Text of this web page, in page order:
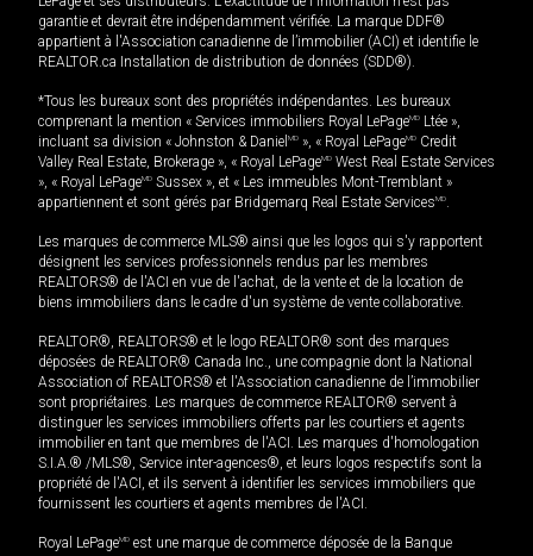
garantie et devrait être indépendamment vérifiée. La marque DDF®
appartient à l'Association canadienne de l’immobilier (ACI) et identifie le
REALTOR.ca Installation de distribution de données (SDD®).
*Tous les bureaux sont des propriétés indépendantes. Les bureaux
comprenant la mention « Services immobiliers Royal LePageMD Ltée »,
incluant sa division « Johnston & Daniel MD », « Royal LePageMD Credit
Valley Real Estate, Brokerage », « Royal LePageMD West Real Estate Services
», « Royal LePageMD Sussex », et « Les immeubles Mont-Tremblant »
appartiennent et sont gérés par Bridgemarq Real Estate ServicesMD.
Les marques de commerce MLS® ainsi que les logos qui s'y rapportent
désignent les services professionnels rendus par les membres
REALTORS® de l'ACI en vue de l'achat, de la vente et de la location de
biens immobiliers dans le cadre d'un système de vente collaborative.
REALTOR®, REALTORS® et le logo REALTOR® sont des marques
déposées de REALTOR® Canada Inc., une compagnie dont la National
Association of REALTORS® et l'Association canadienne de l’immobilier
sont propriétaires. Les marques de commerce REALTOR® servent à
distinguer les services immobiliers offerts par les courtiers et agents
immobilier en tant que membres de l'ACI. Les marques d'homologation
S.I.A.® /MLS®, Service inter-agences®, et leurs logos respectifs sont la
propriété de l'ACI, et ils servent à identifier les services immobiliers que
fournissent les courtiers et agents membres de l'ACI.
Royal LePageMD est une marque de commerce déposée de la Banque